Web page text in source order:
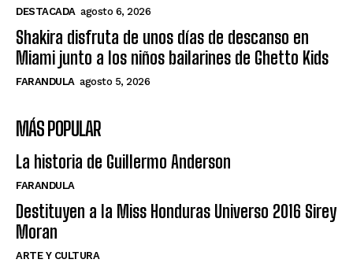
DESTACADA agosto 6, 2026
Shakira disfruta de unos días de descanso en
Miami junto a los niños bailarines de Ghetto Kids
FARANDULA agosto 5, 2026
MÁS POPULAR
La historia de Guillermo Anderson
FARANDULA
Destituyen a la Miss Honduras Universo 2016 Sirey
Moran
ARTE Y CULTURA